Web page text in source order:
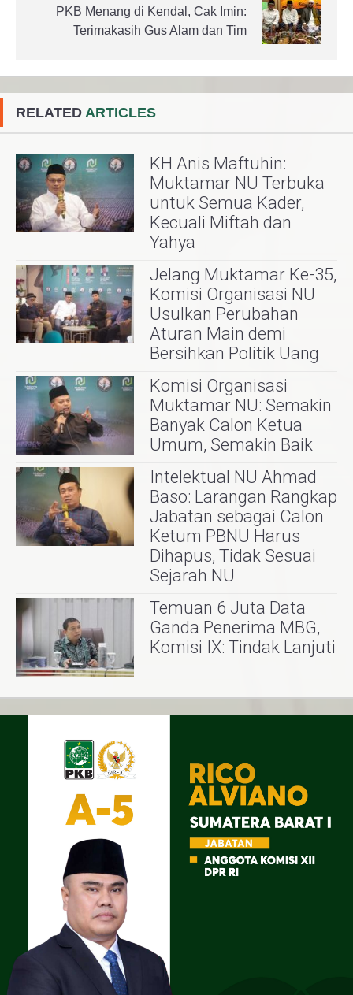
PKB Menang di Kendal, Cak Imin:
Terimakasih Gus Alam dan Tim
RELATED ARTICLES
KH Anis Maftuhin:
Muktamar NU Terbuka
untuk Semua Kader,
Kecuali Miftah dan
Yahya
Jelang Muktamar Ke-35,
Komisi Organisasi NU
Usulkan Perubahan
Aturan Main demi
Bersihkan Politik Uang
Komisi Organisasi
Muktamar NU: Semakin
Banyak Calon Ketua
Umum, Semakin Baik
Intelektual NU Ahmad
Baso: Larangan Rangkap
Jabatan sebagai Calon
Ketum PBNU Harus
Dihapus, Tidak Sesuai
Sejarah NU
Temuan 6 Juta Data
Ganda Penerima MBG,
Komisi IX: Tindak Lanjuti